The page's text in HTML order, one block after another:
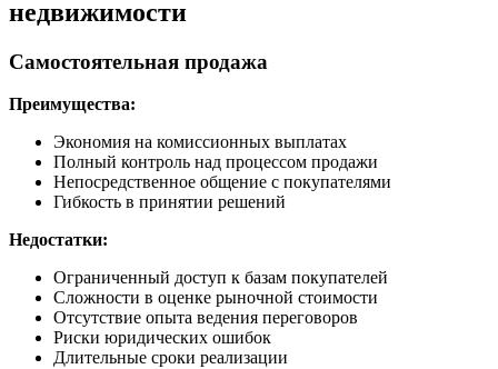
недвижимости
Самостоятельная продажа
Преимущества:
Экономия на комиссионных выплатах
Полный контроль над процессом продажи
Непосредственное общение с покупателями
Гибкость в принятии решений
Недостатки:
Ограниченный доступ к базам покупателей
Сложности в оценке рыночной стоимости
Отсутствие опыта ведения переговоров
Риски юридических ошибок
Длительные сроки реализации